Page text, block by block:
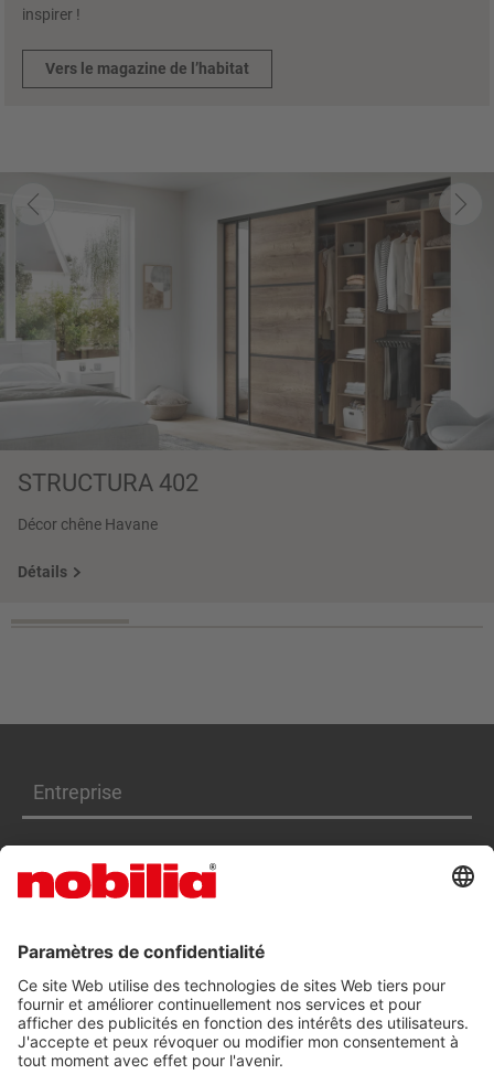
inspirer !
Vers le magazine de l’habitat
STRUCTURA 402
Décor chêne Havane
Détails
Entreprise
Produits
DÉCLARATION D'ACCESSIBILITÉ